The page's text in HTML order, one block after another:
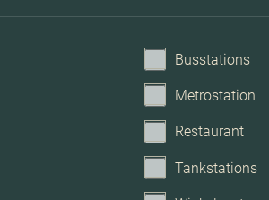
Busstations
Metrostation
Restaurant
Tankstations